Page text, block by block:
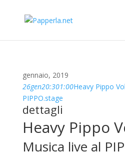
gennaio, 2019
26gen20:301:00Heavy Pippo
PIPPO.stage
dettagli
Heavy Pippo
Musica live al